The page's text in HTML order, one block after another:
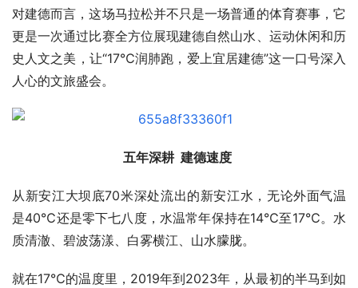
对建德而言，这场马拉松并不只是一场普通的体育赛事，它
更是一次通过比赛全方位展现建德自然山水、运动休闲和历
史人文之美，让“17℃润肺跑，爱上宜居建德”这一口号深入
人心的文旅盛会。
五年深耕  建德速度
从新安江大坝底70米深处流出的新安江水，无论外面气温
是40℃还是零下七八度，水温常年保持在14℃至17℃。水
质清澈、碧波荡漾、白雾横江、山水朦胧。
就在17℃的温度里，2019年到2023年，从最初的半马到如